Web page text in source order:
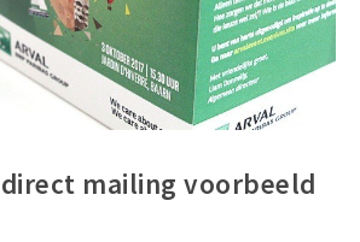
mailing voorbeeld